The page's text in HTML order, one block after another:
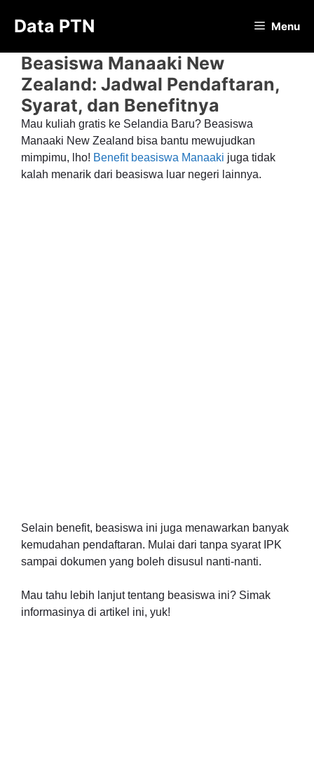
Data PTN Menu
Beasiswa Manaaki New
Zealand: Jadwal Pendaftaran,
Syarat, dan Benefitnya
Mau kuliah gratis ke Selandia Baru? Beasiswa
Manaaki New Zealand bisa bantu mewujudkan
mimpimu, lho! Benefit beasiswa Manaaki juga tidak
kalah menarik dari beasiswa luar negeri lainnya.
Selain benefit, beasiswa ini juga menawarkan banyak
kemudahan pendaftaran. Mulai dari tanpa syarat IPK
sampai dokumen yang boleh disusul nanti-nanti.
Mau tahu lebih lanjut tentang beasiswa ini? Simak
informasinya di artikel ini, yuk!